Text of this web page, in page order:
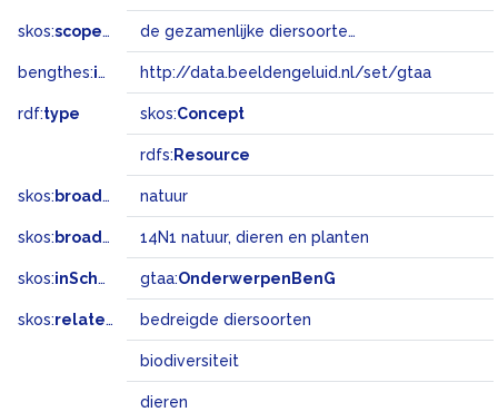
skos:scopeNote de gezamenlijke diersoorten van een bepaalde streek of een bepaald geologisch tijdperk
bengthes:inSet http://data.beeldengeluid.nl/set/gtaa
rdf:type skos:Concept
rdfs: Resource
skos: broader natuur
skos: broadMatch 14N1 natuur, dieren en planten
skos:inScheme gtaa:OnderwerpenBenG
skos:related bedreigde diersoorten
biodiversiteit
dieren